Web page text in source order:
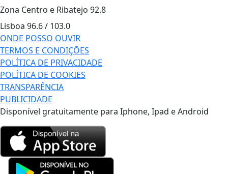
Zona Centro e Ribatejo 92.8
Lisboa 96.6 / 103.0
ONDE POSSO OUVIR
TERMOS E CONDIÇÕES
POLÍTICA DE PRIVACIDADE
POLÍTICA DE COOKIES
TRANSPARÊNCIA
PUBLICIDADE
Disponível gratuitamente para Iphone, Ipad e Android